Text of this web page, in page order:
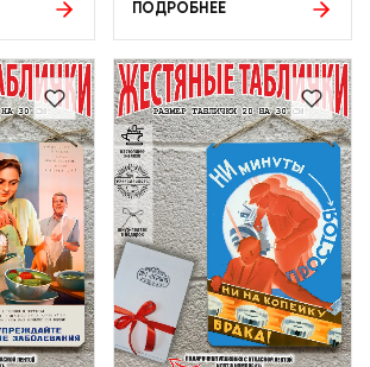
ПОДРОБНЕЕ